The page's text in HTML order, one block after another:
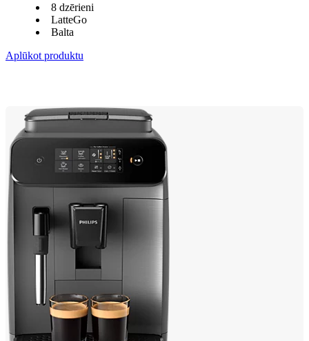
8 dzērieni
LatteGo
Balta
Aplūkot produktu